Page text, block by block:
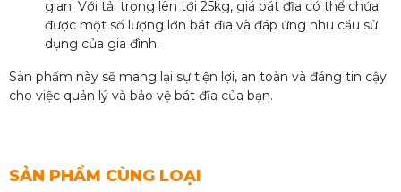
gian. Với tải trọng lên tới 25kg, giá bát đĩa có thể chứa
được một số lượng lớn bát đĩa và đáp ứng nhu cầu sử
dụng của gia đình.
Sản phẩm này sẽ mang lại sự tiện lợi, an toàn và đáng tin cậy
cho việc quản lý và bảo vệ bát đĩa của bạn.
SẢN PHẨM CÙNG LOẠI